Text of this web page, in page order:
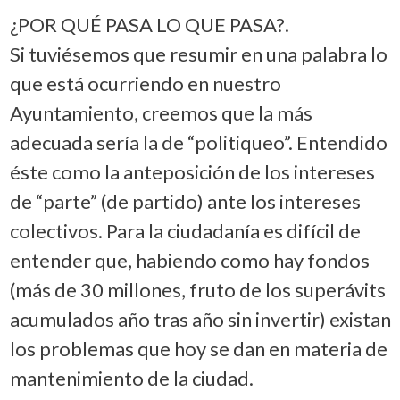
¿POR QUÉ PASA LO QUE PASA?.
Si tuviésemos que resumir en una palabra lo
que está ocurriendo en nuestro
Ayuntamiento, creemos que la más
adecuada sería la de “politiqueo”. Entendido
éste como la anteposición de los intereses
de “parte” (de partido) ante los intereses
colectivos. Para la ciudadanía es difícil de
entender que, habiendo como hay fondos
(más de 30 millones, fruto de los superávits
acumulados año tras año sin invertir) existan
los problemas que hoy se dan en materia de
mantenimiento de la ciudad.